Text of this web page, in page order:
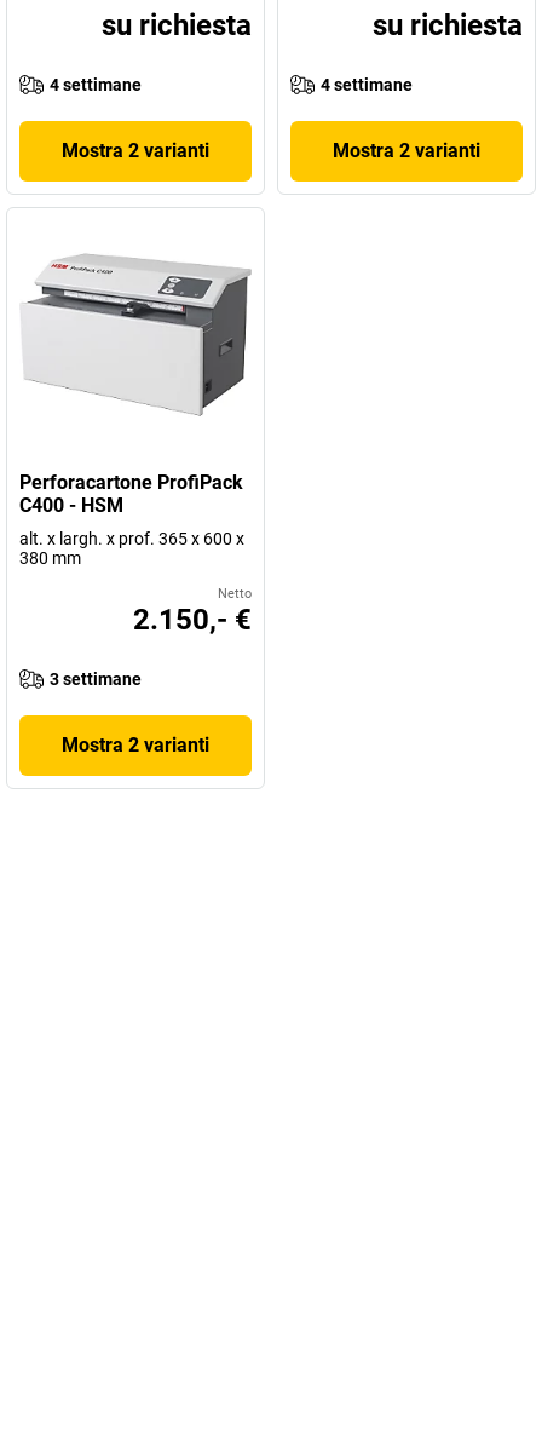
su richiesta
4 settimane
Mostra 2 varianti
su richiesta
4 settimane
Mostra 2 varianti
Perforacartone ProfiPack
C400 - HSM
alt. x largh. x prof. 365 x 600 x
380 mm
Netto
2.150,- €
3 settimane
Mostra 2 varianti